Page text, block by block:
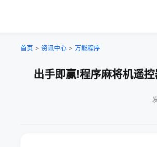
首页 > 资讯中心 > 万能程序
出手即赢!程序麻将机遥